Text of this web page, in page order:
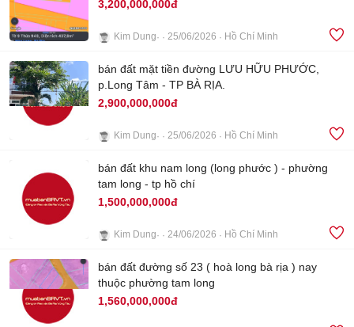
3,200,000,000đ
Kim Dung 25/06/2026 Hồ Chí Minh
bán đất mặt tiền đường LƯU HỮU PHƯỚC,
p.Long Tâm - TP BÀ RỊA.
2,900,000,000đ
Kim Dung 25/06/2026 Hồ Chí Minh
bán đất khu nam long (long phước ) - phường
tam long - tp hồ chí
1,500,000,000đ
Kim Dung 24/06/2026 Hồ Chí Minh
bán đất đường số 23 ( hoà long bà rịa ) nay
thuộc phường tam long
1,560,000,000đ